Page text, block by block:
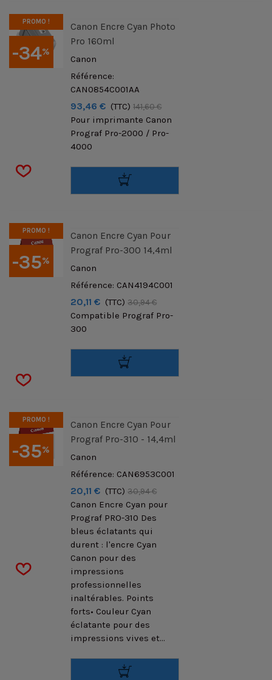
-34%
PROMO !
Canon Encre Cyan Photo
Pro 160ml
Canon
Référence:
CAN0854C001AA
93,46 € (TTC) 141,60 €
Pour imprimante Canon
Prograf Pro-2000 / Pro-
4000
-35%
PROMO !
Canon Encre Cyan Pour
Prograf Pro-300 14,4ml
Canon
Référence: CAN4194C001
20,11 € (TTC) 30,94 €
Compatible Prograf Pro-
300
-35%
PROMO !
Canon Encre Cyan Pour
Prograf Pro-310 - 14,4ml
Canon
Référence: CAN6953C001
20,11 € (TTC) 30,94 €
Canon Encre Cyan pour
Prograf PRO-310 Des
bleus éclatants qui
durent : l'encre Cyan
Canon pour des
impressions
professionnelles
inaltérables. Points
forts• Couleur Cyan
éclatante pour des
impressions vives et...